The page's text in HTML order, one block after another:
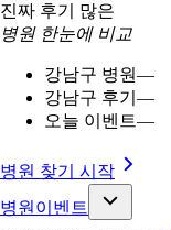
진짜 후기 많은
병원 한눈에 비교
강남구 병원—
강남구 후기 —
오늘 이벤트—
병원 찾기 시작
병원이벤트